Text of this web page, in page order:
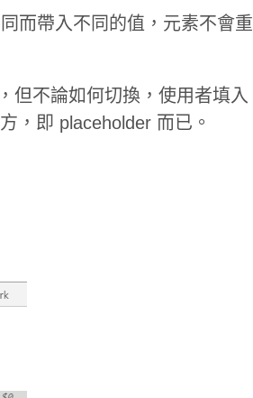
而帶入不同的值，元素不會重
但不論如何切換，使用者填入
，即 placeholder 而已。